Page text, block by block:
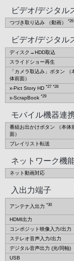
ビデオ/デジタル
つづき取り込み （動画） *26
ビデオ/デジタル
ディスク→HDD取込
スライドショー再生
「カメラ取込み」ボタン （
体前面）
x-Pict Story HD *27 *28
x-ScrapBook *29
モバイル機器連
番組お出かけボタン （本体
面）
プレイリスト転送
ネットワーク機
ネット動画対応
入出力端子
アンテナ入出力 *30
HDMI出力
コンポジット映像入力/出力
ステレオ音声入力/出力
デジタル音声出力 (光/同軸)
USB